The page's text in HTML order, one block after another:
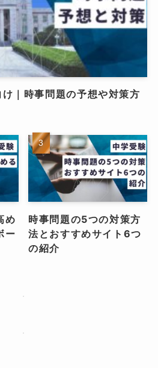
｜時事問題の予想や対策方
め
ー
時事問題の5つの対策方
法とおすすめサイト6つ
の紹介